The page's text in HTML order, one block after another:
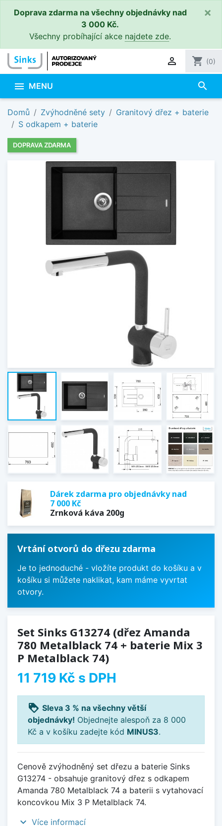
Doprava zdarma na všechny objednávky nad
3 000 Kč.
Všechny probíhající akce najdete zde.
×
 shopping_cart (0)
 MENU search
Domů Zvýhodněné sety
Granitový dřez + baterie
S odkapem + baterie
DOPRAVA ZDARMA
Dárek zdarma pro objednávky nad
7 000 Kč
Zrnková káva 200g
Vrtání otvorů do dřezu zdarma
Je to jednoduché - vložíte produkt do košíku a v
košíku si můžete naklikat, kam máme vyvrtat
otvory.
Set Sinks G13274 (dřez Amanda
780 Metalblack 74 + baterie Mix 3
P Metalblack 74)
11 719 Kč s DPH
loyalty Sleva 3 % na všechny větší
objednávky! Objednejte alespoň za 8 000
Kč a v košíku zadejte kód MINUS3.
Cenově zvýhodněný set dřezu a baterie Sinks
G13274 - obsahuje granitový dřez s odkapem
Amanda 780 Metalblack 74 a baterii s vytahovací
koncovkou Mix 3 P Metalblack 74.
expand_more Více informací